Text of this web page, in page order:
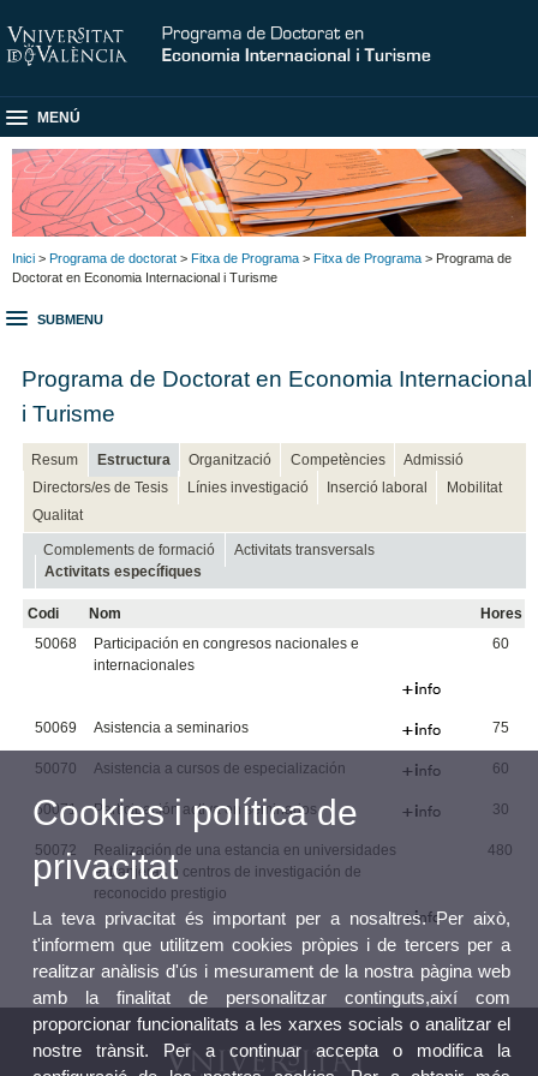
MENÚ
Inici > Programa de doctorat > Fitxa de Programa > Fitxa de Programa > Programa de
Doctorat en Economia Internacional i Turisme
SUBMENU
Programa de Doctorat en Economia Internacional
i Turisme
Resum Estructura Organització Competències
Admissió
Directors/es de Tesis
Línies investigació Inserció laboral
Mobilitat
Qualitat
Complements de formació
Activitats transversals
Activitats específiques
Codi Nom
Hores
50068
Participación en congresos nacionales e
internacionales
60
50069 Asistencia a seminarios 75
50070 Asistencia a cursos de especialización 60
50071 Participación activa en seminarios 30
50072
Realización de una estancia en universidades
extranjeras o centros de investigación de
reconocido prestigio
480
Cookies i política de
privacitat
La teva privacitat és important per a nosaltres. Per això,
t'informem que utilitzem cookies pròpies i de tercers per a
realitzar anàlisis d'ús i mesurament de la nostra pàgina web
amb la finalitat de personalitzar continguts,així com
proporcionar funcionalitats a les xarxes socials o analitzar el
nostre trànsit. Per a continuar accepta o modifica la